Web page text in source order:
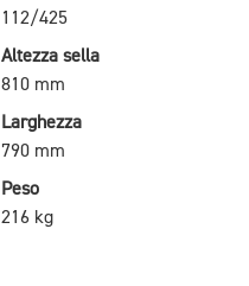
112/425
Altezza sella
810 mm
Larghezza
790 mm
Peso
216 kg